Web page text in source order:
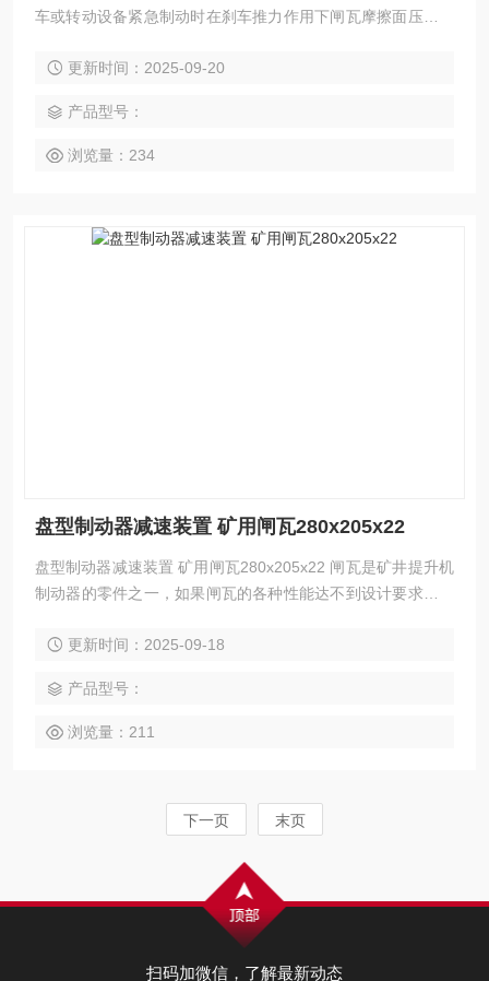
车或转动设备紧急制动时在刹车推力作用下闸瓦摩擦面压紧靠
展，工业设备对制动要求，制动力矩，这不得不使闸瓦面积更
背闸瓦绞车 盘型制动器
更新时间：2025-09-20
产品型号：
浏览量：234
盘型制动器减速装置 矿用闸瓦280x205x22
盘型制动器减速装置 矿用闸瓦280x205x22 闸瓦是矿井提升机
制动器的零件之一，如果闸瓦的各种性能达不到设计要求，就
瓦频繁地与制动盘进行摩擦来控制提升机的运行。
更新时间：2025-09-18
产品型号：
浏览量：211
下一页 末页
扫码加微信，了解最新动态